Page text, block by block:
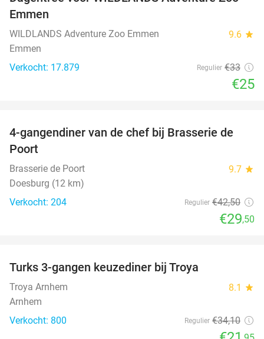
Emmen
WILDLANDS Adventure Zoo Emmen 9.6 star
Emmen
Verkocht: 17.879
Regulier €33
€25
31%
4-gangendiner van de chef bij Brasserie de
Poort
Brasserie de Poort 9.7 star
Doesburg (12 km)
Verkocht: 204
Regulier €42,50
€29,50
Turks 3-gangen keuzediner bij Troya
Troya Arnhem 8.1 star
Arnhem
Verkocht: 800
Regulier €34,10